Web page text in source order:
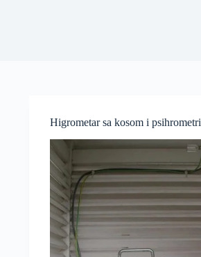
Higrometar sa kosom i psihrometri